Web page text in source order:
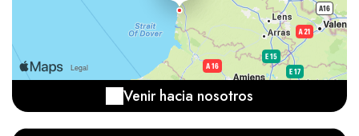
Venir hacia nosotros